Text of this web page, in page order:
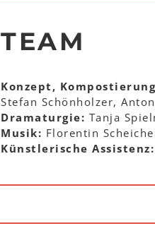
TEAM
Konzept, Kompostierung
Stefan Schönholzer,
Dramaturgie: Tanja
Musik: Florentin
Künstlerische Assistenz: